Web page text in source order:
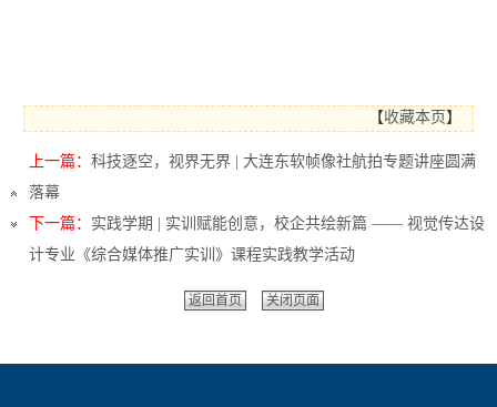
【收藏本页 】
上一篇： 科技逐空，视界无界 | 大连东软帧像社航拍专题讲座圆满
落幕
下一篇： 实践学期 | 实训赋能创意，校企共绘新篇 —— 视觉传达设
计专业《综合媒体推广实训》课程实践教学活动
返回首页 关闭页面